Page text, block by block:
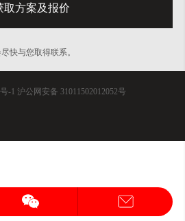
快与您取得联系。
-1 沪公网安备 31011502012052号